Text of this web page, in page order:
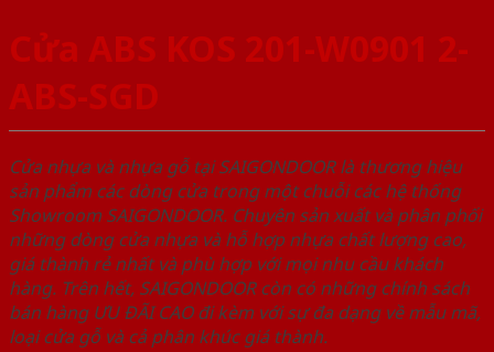
Cửa ABS KOS 201-W0901 2-
ABS-SGD
Cửa nhựa và nhựa gỗ tại SAIGONDOOR là thương hiệu
sản phẩm các dòng cửa trong một chuỗi các hệ thống
Showroom SAIGONDOOR. Chuyên sản xuất và phân phối
những dòng cửa nhựa và hỗ hợp nhựa chất lượng cao,
giá thành rẻ nhất và phù hợp với mọi nhu cầu khách
hàng. Trên hết, SAIGONDOOR còn có những chính sách
bán hàng ƯU ĐÃI CAO đi kèm với sự đa dạng về mẫu mã,
loại cửa gỗ và cả phân khúc giá thành.